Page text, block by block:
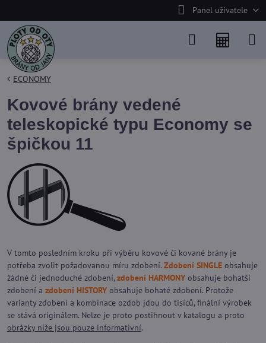
Panel uživatele
ECONOMY
Kovové brány vedené
teleskopické typu Economy se
špičkou 11
V tomto posledním kroku při výběru kovové či kované brány je
potřeba zvolit požadovanou míru zdobení. Zdobení SINGLE obsahuje
žádné či jednoduché zdobení,zdobení HARMONY obsahuje bohatší
zdobení a zdobení HISTORY obsahuje bohaté zdobení. Protože
varianty zdobení a kombinace ozdob jdou do tisíců, finální výrobek
se stává originálem. Nelze je proto postihnout v katalogu a proto
obrázky níže jsou pouze informativní.